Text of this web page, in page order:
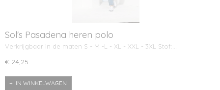
Sol's Pasadena heren polo
Verkrijgbaar in de maten S - M -L - XL - XXL - 3XL Stof:…
€ 24,25
IN WINKELWAGEN